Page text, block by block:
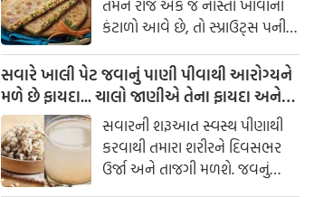
તમને રોજ એક જ નાસ્તો ખાવાનો
કંટાળો આવે છે, તો સ્પ્રાઉટ્સ પનીર
પરાઠા બનાવવાનો પ્રયાસ કરો. તે
માત્ર સ્વાદિષ્ટ જ નથી પણ તમારા
સ્વાસ્થ્ય માટે અતિ ફાયદાકારક પણ
સવારે ખાલી પેટ જવાનું પાણી પીવાથી આરોગ્યને
મળે છે ફાયદા... ચાલો જાણીએ તેના ફાયદા અને
ઉપયોગ કરવાની યોગ્ય રીતસવારની શરૂઆત સ્વસ્થ પીણાથી
કરવાથી તમારા શરીરને દિવસભર
ઉર્જા અને તાજગી મળશે. જવનું
પાણી એક ઉત્તમ ઘરેલું ઉપાય